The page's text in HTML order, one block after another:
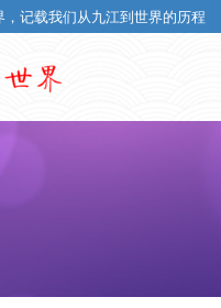
，记载我们从九江到世界的历程
，记载我们从九江到世界的历程